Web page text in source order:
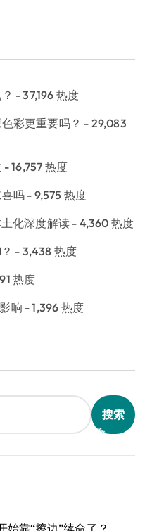
- 37,196 热度
彩更重要吗？ - 29,083
- 16,757 热度
吗 - 9,575 热度
化深度解读 - 4,360 热度
- 3,438 热度
热度
响 - 1,396 热度
搜索
始靠“擦边”续命了？